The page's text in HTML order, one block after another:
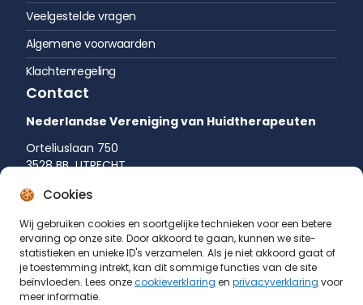
Cookies
Wij gebruiken cookies en soortgelijke technieken voor een betere
ervaring op onze site. Door akkoord te gaan, kunnen we site-
statistieken en unieke ID's verzamelen. Als je niet akkoord gaat of
je toestemming intrekt, kan dit sommige functies van de site
beïnvloeden. Lees onzecookieverklaring en privacyverklaring voor
meer informatie.
Veelgestelde vragen
Algemene voorwaarden
Klachtenregeling
Contact
Nederlandse Vereniging van Huidtherapeuten
Orteliuslaan 750
3528 BB UTRECHT
035 542 75 52